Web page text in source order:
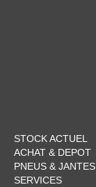
STOCK ACTUEL
ACHAT & DEPOT
PNEUS & JANTES
SERVICES